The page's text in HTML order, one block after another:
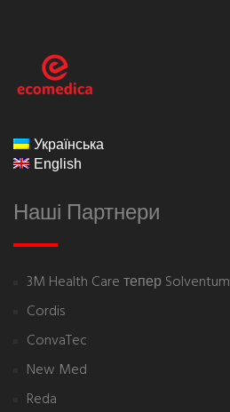
Українська
English
Наші Партнери
3M Health Care тепер Solventum
Cordis
ConvaTec
New Med
Reda